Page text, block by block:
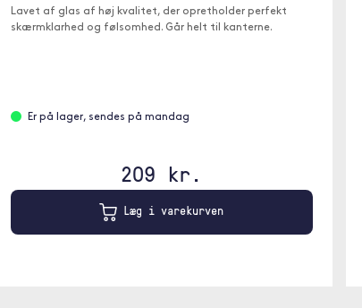
Lavet af glas af høj kvalitet, der opretholder perfekt
skærmklarhed og følsomhed. Går helt til kanterne.
Er på lager, sendes på mandag
209 kr.
Læg i varekurven